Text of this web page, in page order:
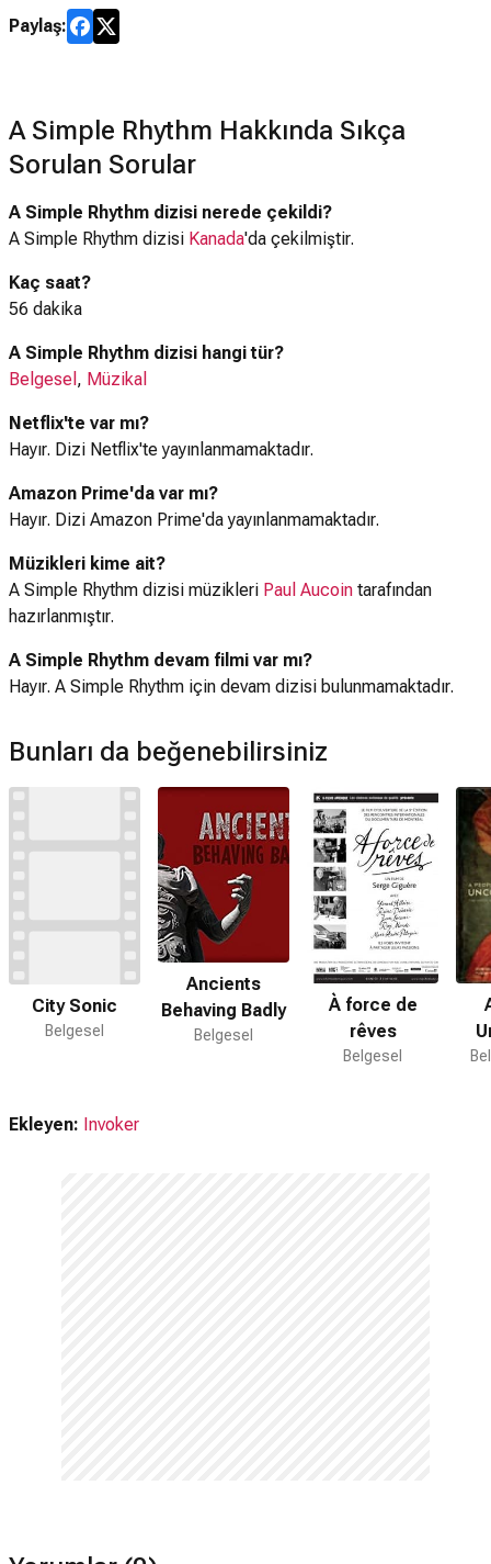
Paylaş:
A Simple Rhythm Hakkında Sıkça
Sorulan Sorular
A Simple Rhythm dizisi nerede çekildi?
A Simple Rhythm dizisi Kanada'da çekilmiştir.
Kaç saat?
56 dakika
A Simple Rhythm dizisi hangi tür?
Belgesel , Müzikal
Netflix'te var mı?
Hayır. Dizi Netflix'te yayınlanmamaktadır.
Amazon Prime'da var mı?
Hayır. Dizi Amazon Prime'da yayınlanmamaktadır.
Müzikleri kime ait?
A Simple Rhythm dizisi müzikleri Paul Aucoin tarafından
hazırlanmıştır.
A Simple Rhythm devam filmi var mı?
Hayır. A Simple Rhythm için devam dizisi bulunmamaktadır.
Bunları da beğenebilirsiniz
City Sonic
Belgesel
Ancients
Behaving Badly
Belgesel
À force de
rêves
Belgesel
Ekleyen: Invoker